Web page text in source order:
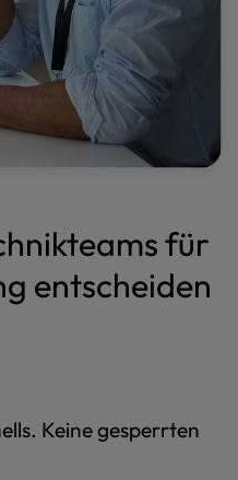
für
entscheiden
Keine gesperrten